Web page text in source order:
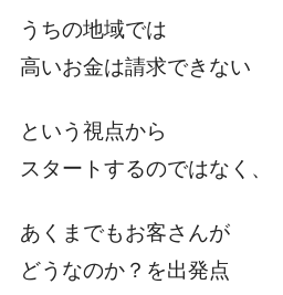
うちの地域では
高いお金は請求できない
という視点から
スタートするのではなく、
あくまでもお客さんが
どうなのか？を出発点